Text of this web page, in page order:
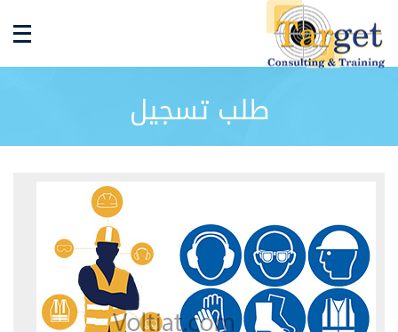
طلب تسجيل